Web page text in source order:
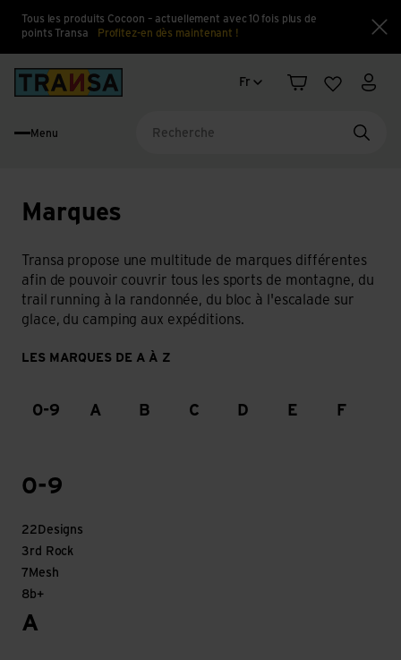
Tous les produits Cocoon – actuellement avec 10 fois plus de
points Transa
Profitez-en dès maintenant !
Changement de langue
Fr
PanierListe Mon
Menu
Marques
Transa propose une multitude de marques différentes
afin de pouvoir couvrir tous les sports de montagne, du
trail running à la randonnée, du bloc à l'escalade sur
glace, du camping aux expéditions.
LES MARQUES DE A À Z
0-9 A B C D E F
0-9
22Designs
3rd Rock
7Mesh
8b+
A